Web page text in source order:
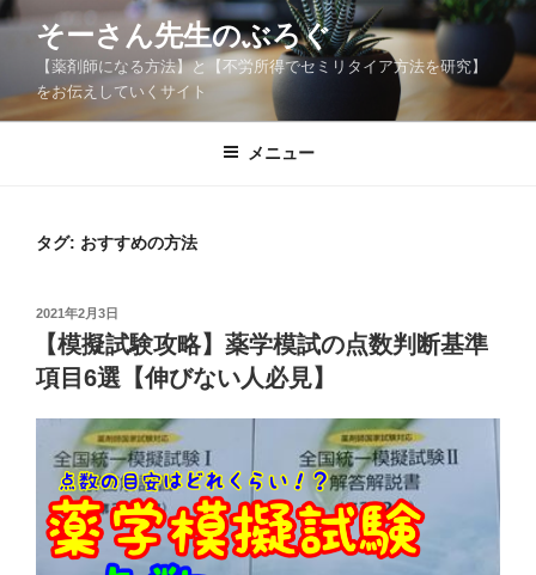
コ
ン
ツ
そーさん先生のぶろぐ
【薬剤師になる方法】と【不労所得でセミリタイア方法を研究】
をお伝えしていくサイト
メニュー
タグ: おすすめの方法
投
日:
2021年2月3日
【模擬試験攻略】薬学模試の点数判断基準
項目6選【伸びない人必見】